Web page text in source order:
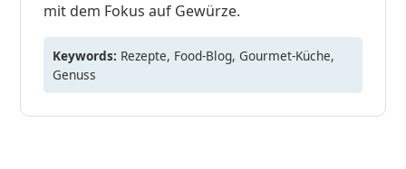
mit dem Fokus auf Gewürze.
Keywords: Rezepte, Food-Blog, Gourmet-Küche,
Genuss